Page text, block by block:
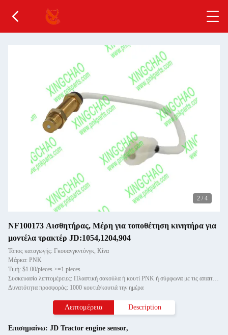
2 / 4
ΝF100173 Αισθητήρας, Μέρη για τοποθέτηση κινητήρα για
μοντέλα τρακτέρ JD:1054,1204,904
Τόπος καταγωγής: Γκουανγκντόνγκ, Κίνα
Μάρκα: PNK
Τιμή: $1.00/pieces >=1 pieces
Συσκευασία λεπτομέρειες: Πλαστική σακούλα ή κουτί PNK ή σύμφωνα με τις απαιτήσεις σας.
Δυνατότητα προσφοράς: 1000 κουτιά/κουτιά την ημέρα
Λεπτομέρεια Description
Επισημαίνω: JD Tractor engine sensor,